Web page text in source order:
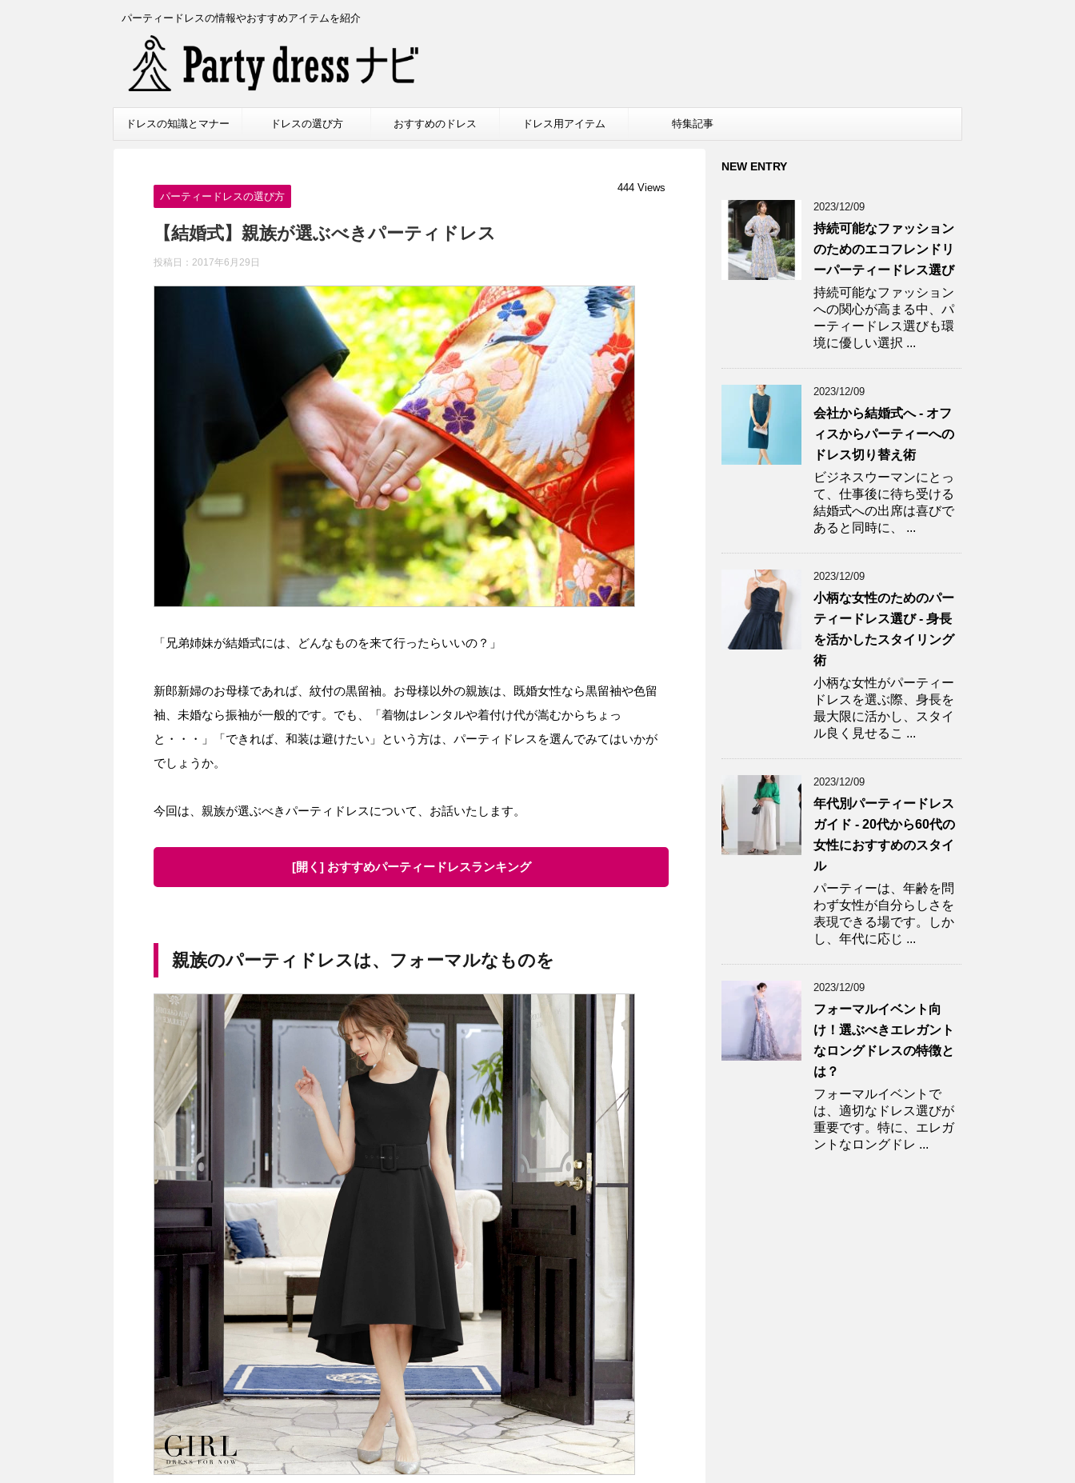
パーティードレスの情報やおすすめアイテムを紹介
ドレスの知識とマナー ドレスの選び方 おすすめのドレス ドレス用アイテム 特集記事
パーティードレスの選び方
444 Views
【結婚式】親族が選ぶべきパーティドレス
投稿日： 2017年6月29日
「兄弟姉妹が結婚式には、どんなものを来て行ったらいいの？」
新郎新婦のお母様であれば、紋付の黒留袖。お母様以外の親族は、既婚女性なら黒留袖や色留
袖、未婚なら振袖が一般的です。でも、「着物はレンタルや着付け代が嵩むからちょっ
と・・・」「できれば、和装は避けたい」という方は、パーティドレスを選んでみてはいかが
でしょうか。
今回は、親族が選ぶべきパーティドレスについて、お話いたします。
[開く] おすすめパーティードレスランキング
親族のパーティドレスは、フォーマルなものを
NEW ENTRY
2023/12/09
持続可能なファッション
のためのエコフレンドリ
ーパーティードレス選び
持続可能なファッション
への関心が高まる中、パ
ーティードレス選びも環
境に優しい選択 ...
2023/12/09
会社から結婚式へ - オフ
ィスからパーティーへの
ドレス切り替え術
ビジネスウーマンにとっ
て、仕事後に待ち受ける
結婚式への出席は喜びで
あると同時に、 ...
2023/12/09
小柄な女性のためのパー
ティードレス選び - 身長
を活かしたスタイリング
術
小柄な女性がパーティー
ドレスを選ぶ際、身長を
最大限に活かし、スタイ
ル良く見せるこ ...
2023/12/09
年代別パーティードレス
ガイド - 20代から60代の
女性におすすめのスタイ
ル
パーティーは、年齢を問
わず女性が自分らしさを
表現できる場です。しか
し、年代に応じ ...
2023/12/09
フォーマルイベント向
け！選ぶべきエレガント
なロングドレスの特徴と
は？
フォーマルイベントで
は、適切なドレス選びが
重要です。特に、エレガ
ントなロングドレ ...